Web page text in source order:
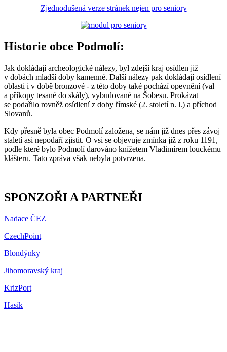
Zjednodušená verze stránek nejen pro seniory
Historie obce Podmolí:
Jak dokládají archeologické nálezy, byl zdejší kraj osídlen již
v dobách mladší doby kamenné. Další nálezy pak dokládají osídlení
oblasti i v době bronzové - z této doby také pochází opevnění (val
a příkopy tesané do skály), vybudované na Šobesu. Prokázat
se podařilo rovněž osídlení z doby římské (2. století n. l.) a příchod
Slovanů.
Kdy přesně byla obec Podmolí založena, se nám již dnes přes závoj
staletí asi nepodaří zjistit. O vsi se objevuje zmínka již z roku 1191,
podle které bylo Podmolí darováno knížetem Vladimírem louckému
klášteru. Tato zpráva však nebyla potvrzena.
SPONZOŘI A PARTNEŘI
Nadace ČEZ
CzechPoint
Blondýnky
Jihomoravský kraj
KrizPort
Hasík